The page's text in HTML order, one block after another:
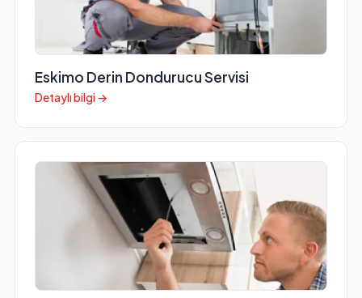
Eskimo Derin Dondurucu Servisi
Detaylı bilgi →